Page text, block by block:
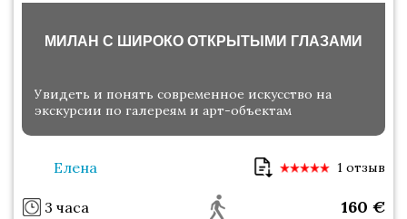
МИЛАН С ШИРОКО ОТКРЫТЫМИ ГЛАЗАМИ
Увидеть и понять современное искусство на
экскурсии по галереям и арт-объектам
Елена 1 отзыв
3 часа 160 €